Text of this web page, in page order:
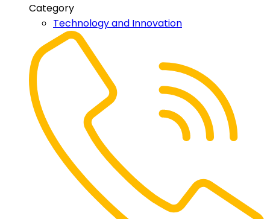
Category
Technology and Innovation